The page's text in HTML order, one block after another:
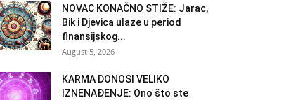
NOVAC KONAČNO STIŽE: Jarac,
Bik i Djevica ulaze u period
finansijskog...
August 5, 2026
KARMA DONOSI VELIKO
IZNENAĐENJE: Ono što ste